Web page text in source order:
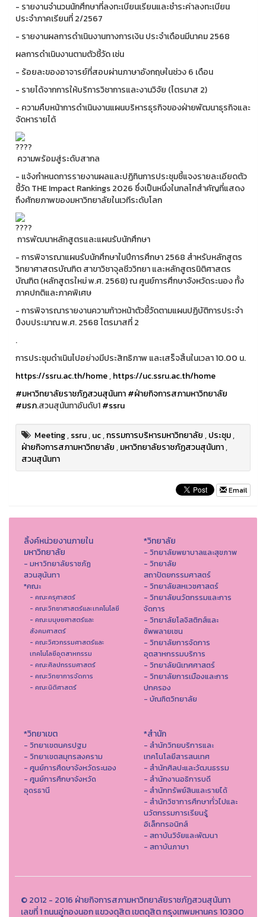
- รายงานจำนวนนักศึกษาที่ลงทะเบียนเรียนและชำระค่าลงทะเบียน
ประจำภาคเรียนที่ 2/2567
- รายงานผลการดำเนินงานทางการเงิน ประจำเดือนมีนาคม 2568
ผลการดำเนินงานตามตัวชี้วัด เช่น
- ร้อยละของอาจารย์ที่สอบผ่านภาษาอังกฤษในช่วง 6 เดือน
- รายได้จากการให้บริการวิชาการและงานวิจัย (ไตรมาส 2)
- ความคืบหน้าการดำเนินงานแผนบริหารธุรกิจของฝ่ายพัฒนาธุรกิจและ
จัดหารายได้
ความพร้อมสู่ระดับสากล
- แจ้งกำหนดการรายงานผลและปฏิทินการประชุมชี้แจงรายละเอียดตัว
ชี้วัด THE Impact Rankings 2026 ซึ่งเป็นหนึ่งในกลไกสำคัญที่แสดง
ถึงศักยภาพของมหาวิทยาลัยในเวทีระดับโลก
การพัฒนาหลักสูตรและแผนรับนักศึกษา
- การพิจารณาแผนรับนักศึกษาในปีการศึกษา 2568 สำหรับหลักสูตร
วิทยาศาสตรบัณฑิต สาขาวิชาจุลชีววิทยา และหลักสูตรนิติศาสตร
บัณฑิต (หลักสูตรใหม่ พ.ศ. 2568) ณ ศูนย์การศึกษาจังหวัดระนอง ทั้ง
ภาคปกติและภาคพิเศษ
- การพิจารณารายงานความก้าวหน้าตัวชี้วัดตามแผนปฏิบัติการประจำ
ปีงบประมาณ พ.ศ. 2568 ไตรมาสที่ 2
.
การประชุมดำเนินไปอย่างมีประสิทธิภาพ และเสร็จสิ้นในเวลา 10.00 น.
https://ssru.ac.th/home,https://uc.ssru.ac.th/home
#มหาวิทยาลัยราชภัฏสวนสุนันทา#ฝ่ายกิจการสภามหาวิทยาลัย
#มรภ.สวนสุนันทาอันดับ1#ssru
Meeting,ssru,uc,กรรมการบริหารมหาวิทยาลัย,ประชุม,
ฝ่ายกิจการสภามหาวิทยาลัย,มหาวิทยาลัยราชภัฏสวนสุนันทา,
สวนสุนันทา
Email
ลิ้งค์หน่วยงานภายใน
มหาวิทยาลัย
- มหาวิทยาลัยราชภัฏ
สวนสุนันทา
*คณะ
- คณะครุศาสตร์
- คณะวิทยาศาสตร์และเทคโนโลยี
- คณะมนุษยศาสตร์และ
สังคมศาสตร์
- คณะวิศวกรรมศาสตร์และ
เทคโนโลยีอุตสาหกรรม
- คณะศิลปกรรมศาสตร์
- คณะวิทยาการจัดการ
- คณะนิติศาสตร์
*วิทยาลัย
- วิทยาลัยพยาบาลและสุขภาพ
- วิทยาลัย
สถาปัตยกรรมศาสตร์
- วิทยาลัยสหเวชศาสตร์
- วิทยาลัยนวัตกรรมและการ
จัดการ
- วิทยาลัยโลจิสติกส์และ
ซัพพลายเชน
- วิทยาลัยการจัดการ
อุตสาหกรรมบริการ
- วิทยาลัยนิเทศศาสตร์
- วิทยาลัยการเมืองและการ
ปกครอง
- บัณฑิตวิทยาลัย
*วิทยาเขต
- วิทยาเขตนครปฐม
- วิทยาเขตสมุทรสงคราม
- ศูนย์การศึดษาจังหวัดระนอง
- ศูนย์การศึกษาจังหวัด
อุดรธานี
*สำนัก
- สำนักวิทยบริการและ
เทคโนโลยีสารสนเทศ
- สํานักศิลปะและวัฒนธรรม
- สำนักงานอธิการบดี
- สำนักทรัพย์สินและรายได้
- สำนักวิชาการศึกษาทั่วไปและ
นวัตกรรมการเรียนรู้
อิเล็กทรอนิกส์
- สถาบันวิจัยและพัฒนา
- สถาบันภาษา
© 2012 - 2016 ฝ่ายกิจการสภามหาวิทยาลัยราชภัฏสวนสุนันทา
เลขที่ 1 ถนนอู่ทองนอก แขวงดุสิต เขตดุสิต กรุงเทพมหานคร 10300